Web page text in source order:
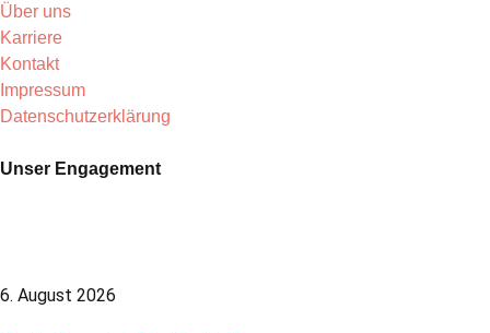
Über uns
Karriere
Kontakt
Impressum
Datenschutzerklärung
Unser Engagement
6. August 2026